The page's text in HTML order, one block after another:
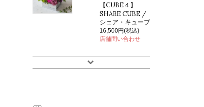
【CUBE４】
SHARE CUBE /
シェア・キューブ
16,500円(税込)
店舗問い合わせ